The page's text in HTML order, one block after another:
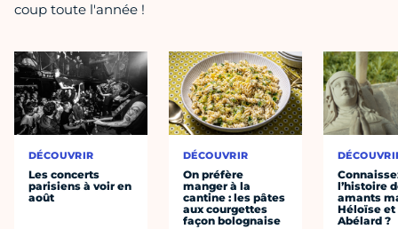
coup toute l'année !
DÉCOUVRIR
Les concerts
parisiens à voir en
août
DÉCOUVRIR
On préfère
manger à la
cantine : les pâtes
aux courgettes
façon bolognaise
l’histoire
amants
Héloïse et
Abélard ?